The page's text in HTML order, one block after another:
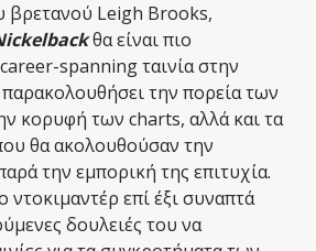
βρετανού Leigh Brooks,
θα είναι πιο
spanning ταινία στην
την πορεία των
κορυφή των charts, αλλά και τα
θα ακολουθούσαν την
την εμπορική της επιτυχία.
ντοκιμαντέρ επί έξι συναπτά
δουλειές του να